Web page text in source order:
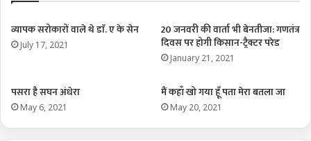
व्यापक सरोकारों वाले थे डाॅ. ए के सेन
July 17, 2021
20 जनवरी की वार्ता भी बेनतीजा: गणतंत्र
दिवस पर होगी किसान-ट्रैक्टर परेड
January 21, 2021
पसरा है सघन अंधेरा
May 6, 2021
मैं कहाँ खो गया हूँ पता मेरा बतला जा
May 20, 2021